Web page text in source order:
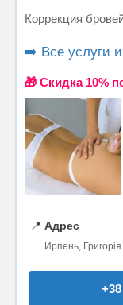
Коррекция
➡️ Все услуги
🎁 Cкидка 10%
📍 Адрес
Ирпень,